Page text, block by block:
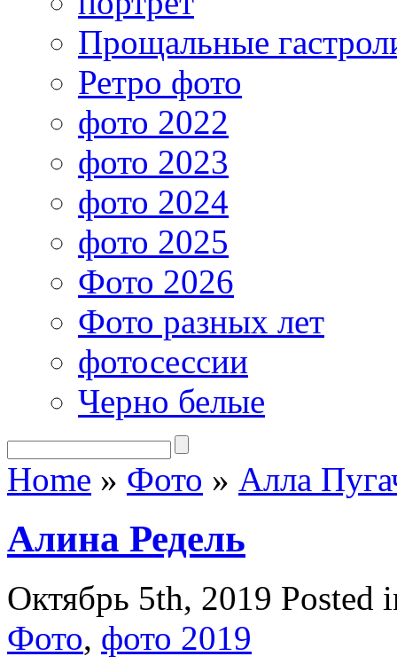
Прощальные
Ретро фото
фото 2022
фото 2023
фото 2024
фото 2025
Фото 2026
Фото разных лет
фотосессии
Черно белые
Home » Фото » Алла
Алина Редель
Октябрь 5th, 2019 Posted
Фото, фото 2019